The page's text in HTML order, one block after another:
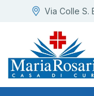
Via Colle S.